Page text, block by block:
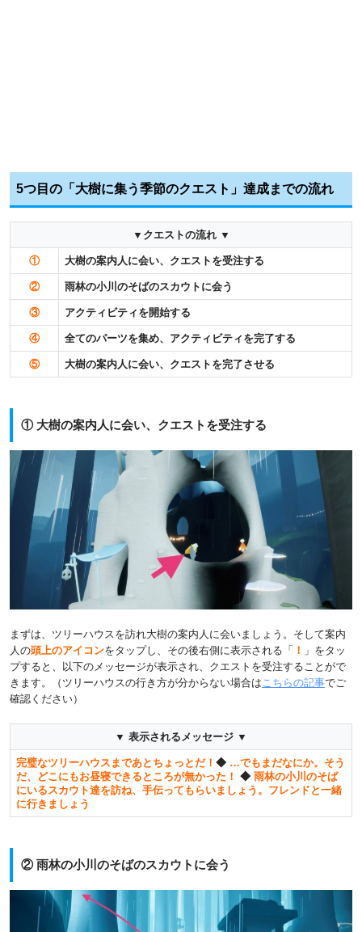
5つ目の「大樹に集う季節のクエスト」達成までの流れ
▼クエストの流れ ▼
① 大樹の案内人に会い、クエストを受注する
② 雨林の小川のそばのスカウトに会う
③ アクティビティを開始する
④ 全てのパーツを集め、アクティビティを完了する
⑤ 大樹の案内人に会い、クエストを完了させる
① 大樹の案内人に会い、クエストを受注する
まずは、ツリーハウスを訪れ大樹の案内人に会いましょう。そして案内
人の頭上のアイコンをタップし、その後右側に表示される「 ！ 」をタッ
プすると、以下のメッセージが表示され、クエストを受注することがで
きます。（ツリーハウスの行き方が分からない場合は こちらの記事でご
確認ください）
▼ 表示されるメッセージ ▼
完璧なツリーハウスまであとちょっとだ！ ◆ …でもまだなにか。そう
だ、どこにもお昼寝できるところが無かった！ ◆ 雨林の小川のそば
にいるスカウト達を訪ね、手伝ってもらいましょう。フレンドと一緒
に行きましょう
② 雨林の小川のそばのスカウトに会う